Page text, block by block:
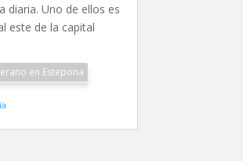
diaria. Uno de ellos es
este de la capital
en Estepona